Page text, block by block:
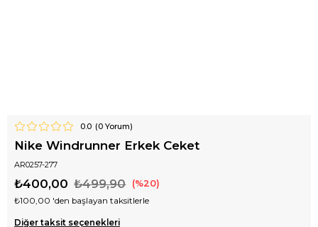
0.0 (0Yorum)
Nike Windrunner Erkek Ceket
AR0257-277
₺499,90
₺400,00 20
₺100,00 'den başlayan taksitlerle
Diğer taksit seçenekleri